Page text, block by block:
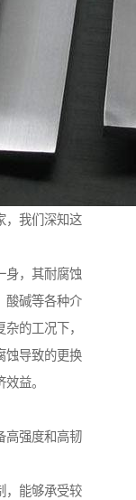
，我们深知这
身，其耐腐蚀
酸碱等各种介
的工况下，
蚀导致的更换
益。
高强度和高韧
，能够承受较